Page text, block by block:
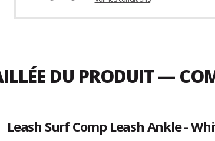
DU PRODUIT —
Leash Surf Comp Leash Ankle -